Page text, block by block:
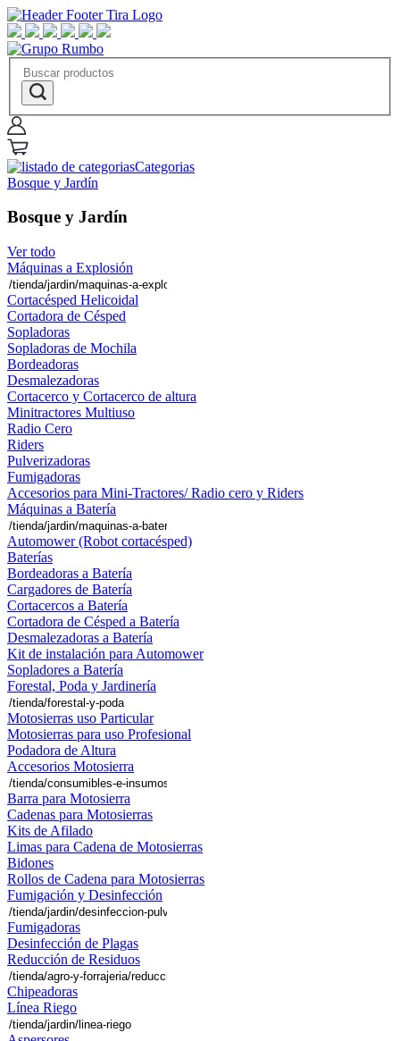
Categorias
Bosque y Jardín
Bosque y Jardín
Ver todo
Máquinas a Explosión
Cortacésped Helicoidal
Cortadora de Césped
Sopladoras
Sopladoras de Mochila
Bordeadoras
Desmalezadoras
Cortacerco y Cortacerco de altura
Minitractores Multiuso
Radio Cero
Riders
Pulverizadoras
Fumigadoras
Accesorios para Mini-Tractores/ Radio cero y Riders
Máquinas a Batería
Automower (Robot cortacésped)
Baterías
Bordeadoras a Batería
Cargadores de Batería
Cortacercos a Batería
Cortadora de Césped a Batería
Desmalezadoras a Batería
Kit de instalación para Automower
Sopladores a Batería
Forestal, Poda y Jardinería
Motosierras uso Particular
Motosierras para uso Profesional
Podadora de Altura
Accesorios Motosierra
Barra para Motosierra
Cadenas para Motosierras
Kits de Afilado
Limas para Cadena de Motosierras
Bidones
Rollos de Cadena para Motosierras
Fumigación y Desinfección
Fumigadoras
Desinfección de Plagas
Reducción de Residuos
Chipeadoras
Línea Riego